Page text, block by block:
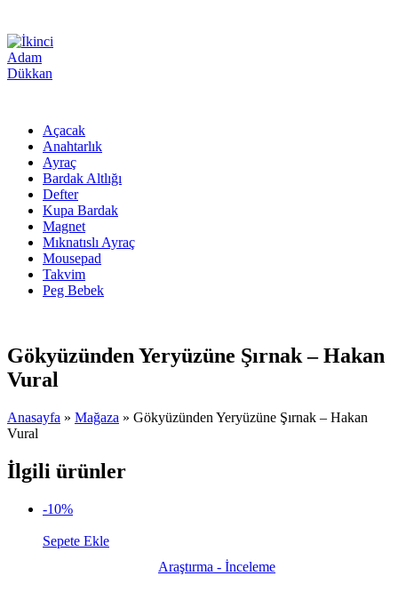
Açacak
Anahtarlık
Ayraç
Bardak Altlığı
Defter
Kupa Bardak
Magnet
Mıknatıslı Ayraç
Mousepad
Takvim
Peg Bebek
Gökyüzünden Yeryüzüne Şırnak – Hakan
Vural
Anasayfa » Mağaza » Gökyüzünden Yeryüzüne Şırnak – Hakan
Vural
İlgili ürünler
-10%
Sepete Ekle
Araştırma - İnceleme